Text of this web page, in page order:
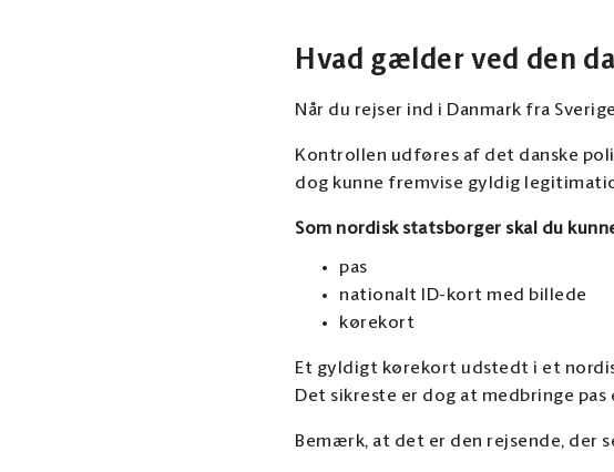
Hvad gælder ved den
Når du rejser ind i Danmark fra
Kontrollen udføres af det danske
dog kunne fremvise gyldig
Som nordisk statsborger skal du
pas
nationalt ID-kort med billede
kørekort
Et gyldigt kørekort udstedt i et
Det sikreste er dog at medbringe
Bemærk, at det er den rejsende, der